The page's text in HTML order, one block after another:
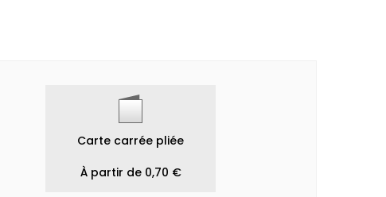
Carte carrée pliée
À partir de 0,70 €